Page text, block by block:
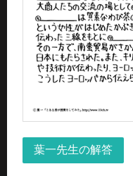
葉一先生の解答